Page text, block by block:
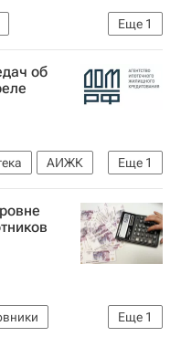
Еще 1
об
Еще 1
АИЖК
Еще 1